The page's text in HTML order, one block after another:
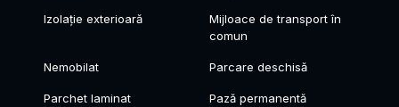
Izolație exterioară
Mijloace de transport în
comun
Nemobilat Parcare deschisă
Parchet laminat Pază permanentă